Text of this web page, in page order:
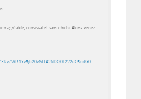
agréable, convivial et sans chichi. Alors, venez